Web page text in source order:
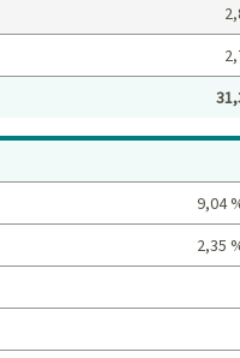
9,04
2,35